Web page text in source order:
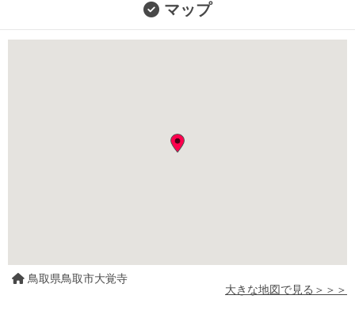
マップ
鳥取県鳥取市大覚寺
大きな地図で見る＞＞＞